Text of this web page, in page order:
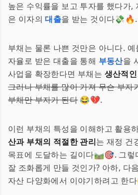
높은 수익률을 보고 투자를 했다가,
은 이자의대출을 받는 것이다💸🔥.
부채는 물론 나쁜 것만은 아니다.
자율로 받은 대출을 통해 부동산을
사업을 확장한다면 부채는 생산적
그러나 부채를 많이 가져 무슨 부자
부채만 부자가 된다😂💔.
이런 부채의 특성을 이해하고 활용
산과 부채의 적절한 관리는 재정 건
목표에 도달하는 길이다🛤️🎯. 그렇
잘 조화롭게 만들 것인가? 아하, 다
자산 다양화에서 이야기하려고 한